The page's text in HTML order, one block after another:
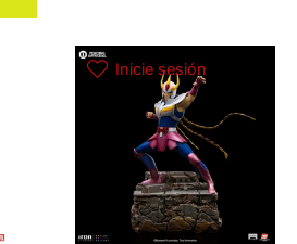
Inicie sesión